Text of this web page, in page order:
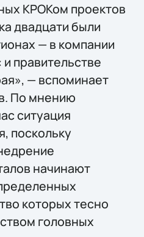
КРОКом проектов
двадцати были
— в компании
правительстве
— вспоминает
По мнению
ситуация
поскольку
начинают
которых тесно
головных